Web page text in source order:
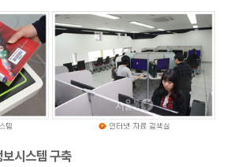
시스템 구축